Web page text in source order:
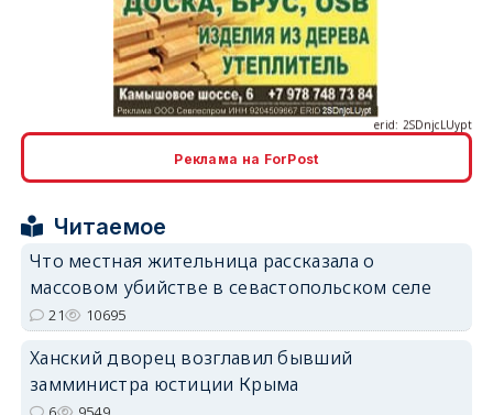
erid: 2SDnjdPjgYS
Реклама на ForPost
Читаемое
Что местная жительница рассказала о
массовом убийстве в севастопольском селе
21 10695
Ханский дворец возглавил бывший
замминистра юстиции Крыма